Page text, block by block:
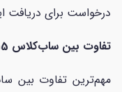
درخواست برای دریافت
تفاوت بین ساب‌کلاس 155 و 157 ویزای بازگشت